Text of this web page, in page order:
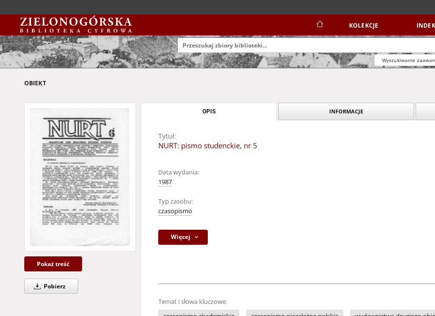
KOLEKCJE
Wyszukiwanie
OBIEKT
Pokaż treść
Pobierz
OPIS INFORMACJE
Tytuł:
NURT: pismo studenckie, nr 5
Data wydania:
1987
Typ zasobu:
czasopismo
Więcej
Temat i słowa kluczowe: